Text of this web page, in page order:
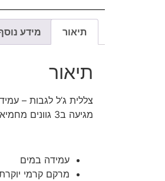
תיאור מידע
תיאור
צללית ג’ל לגבות –
מגיעה ב3 גוונים מחמיאים לבחירה : חום בהיר | חום כהה | בלונדיני
עמידה במים
מרקם קרמי